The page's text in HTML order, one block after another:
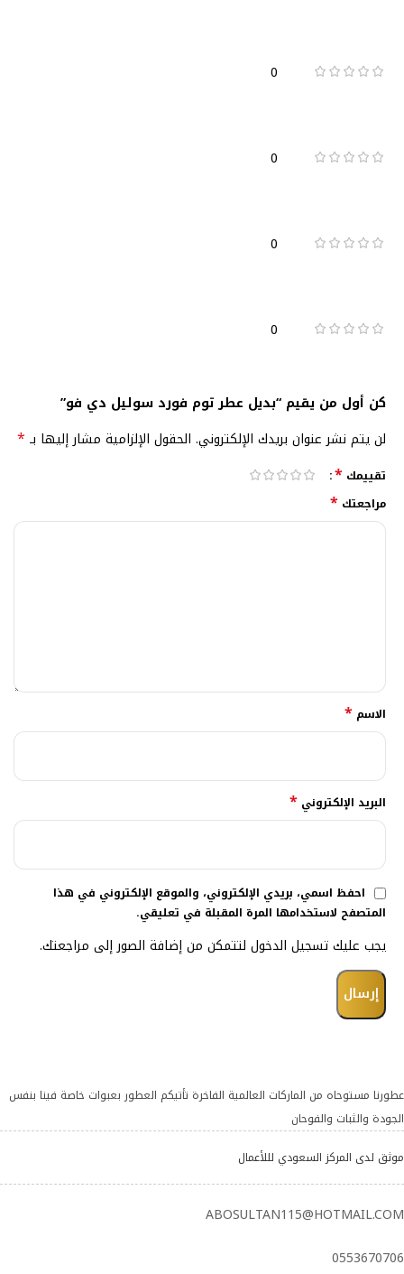
0
0
0
0
كن أول من يقيم “بديل عطر توم فورد سوليل دي فو”
لن يتم نشر عنوان بريدك الإلكتروني. الحقول الإلزامية مشار إليها بـ *
تقييمك *
مراجعتك *
الاسم *
البريد الإلكتروني *
احفظ اسمي، بريدي الإلكتروني، والموقع الإلكتروني في هذا
المتصفح لاستخدامها المرة المقبلة في تعليقي.
يجب عليك تسجيل الدخول لتتمكن من إضافة الصور إلى مراجعتك.
عطورنا مستوحاه من الماركات العالمية الفاخرة تأتيكم العطور بعبوات خاصة فينا بنفس
الجودة والثبات والفوحان
موثق لدى المركز السعودي لللأعمال
ABOSULTAN115@HOTMAIL.COM
0553670706